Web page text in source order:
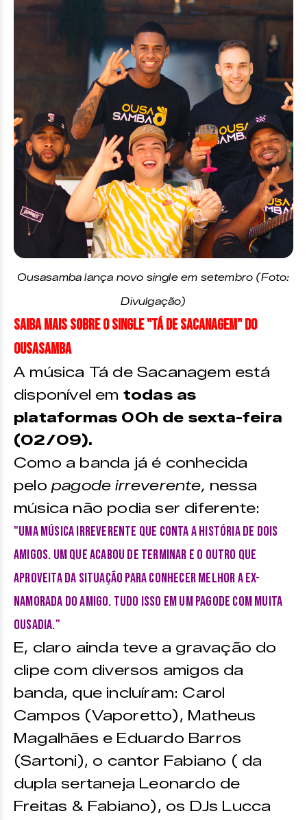
Ousasamba lança novo single em setembro (Foto:
Divulgação)
Saiba mais sobre o single "Tá de Sacanagem" do
Ousasamba
A música Tá de Sacanagem está
disponível em todas as
plataformas 00h de sexta-feira
(02/09).
Como a banda já é conhecida
pelo pagode irreverente, nessa
música não podia ser diferente:
"Uma música irreverente que conta a história de dois
amigos. Um que acabou de terminar e o outro que
aproveita da situação para conhecer melhor a ex-
namorada do amigo. Tudo isso em um pagode com muita
Ousadia."
E, claro ainda teve a gravação do
clipe com diversos amigos da
banda, que incluíram: Carol
Campos (Vaporetto), Matheus
Magalhães e Eduardo Barros
(Sartoni), o cantor Fabiano ( da
dupla sertaneja Leonardo de
Freitas & Fabiano), os DJs Lucca